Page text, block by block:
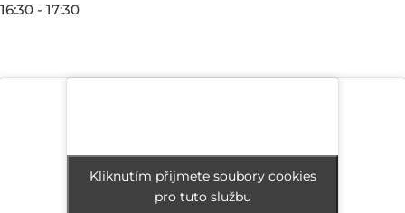
16:30 - 17:30
Kliknutím přijmete soubory cookies
pro tuto službu
Kliknutím přijmete soubory cookies
pro tuto službu